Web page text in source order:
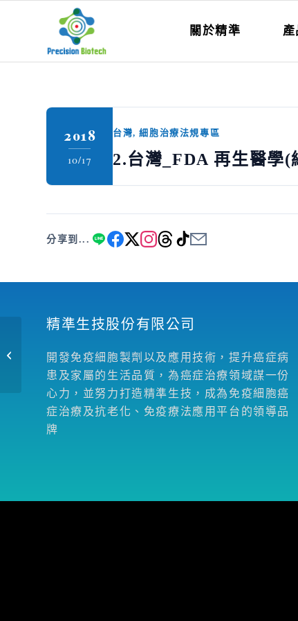
關於精準
2018
10/17
台灣,細胞治療法規專區
2.台灣_FDA 再生醫學(
分享到...
精準生技股份有限公司
開發免疫細胞製劑以及應用技術，提升癌症病
患及家屬的生活品質，為癌症治療領域謀一份
心力，並努力打造精準生技，成為免疫細胞癌
症治療及抗老化、免疫療法應用平台的領導品
牌
& Gene Therapy
Guidances